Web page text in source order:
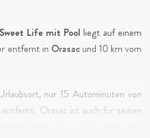
Life mit Pool liegt auf einem
entfernt in Orasacund 10 km vom
nur 15 Autominuten von
Orasac ist auch für seinen